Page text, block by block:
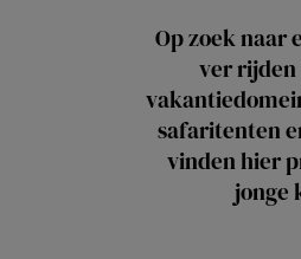
Op zoek naar
ver rijden
safaritenten
vinden hier
jonge